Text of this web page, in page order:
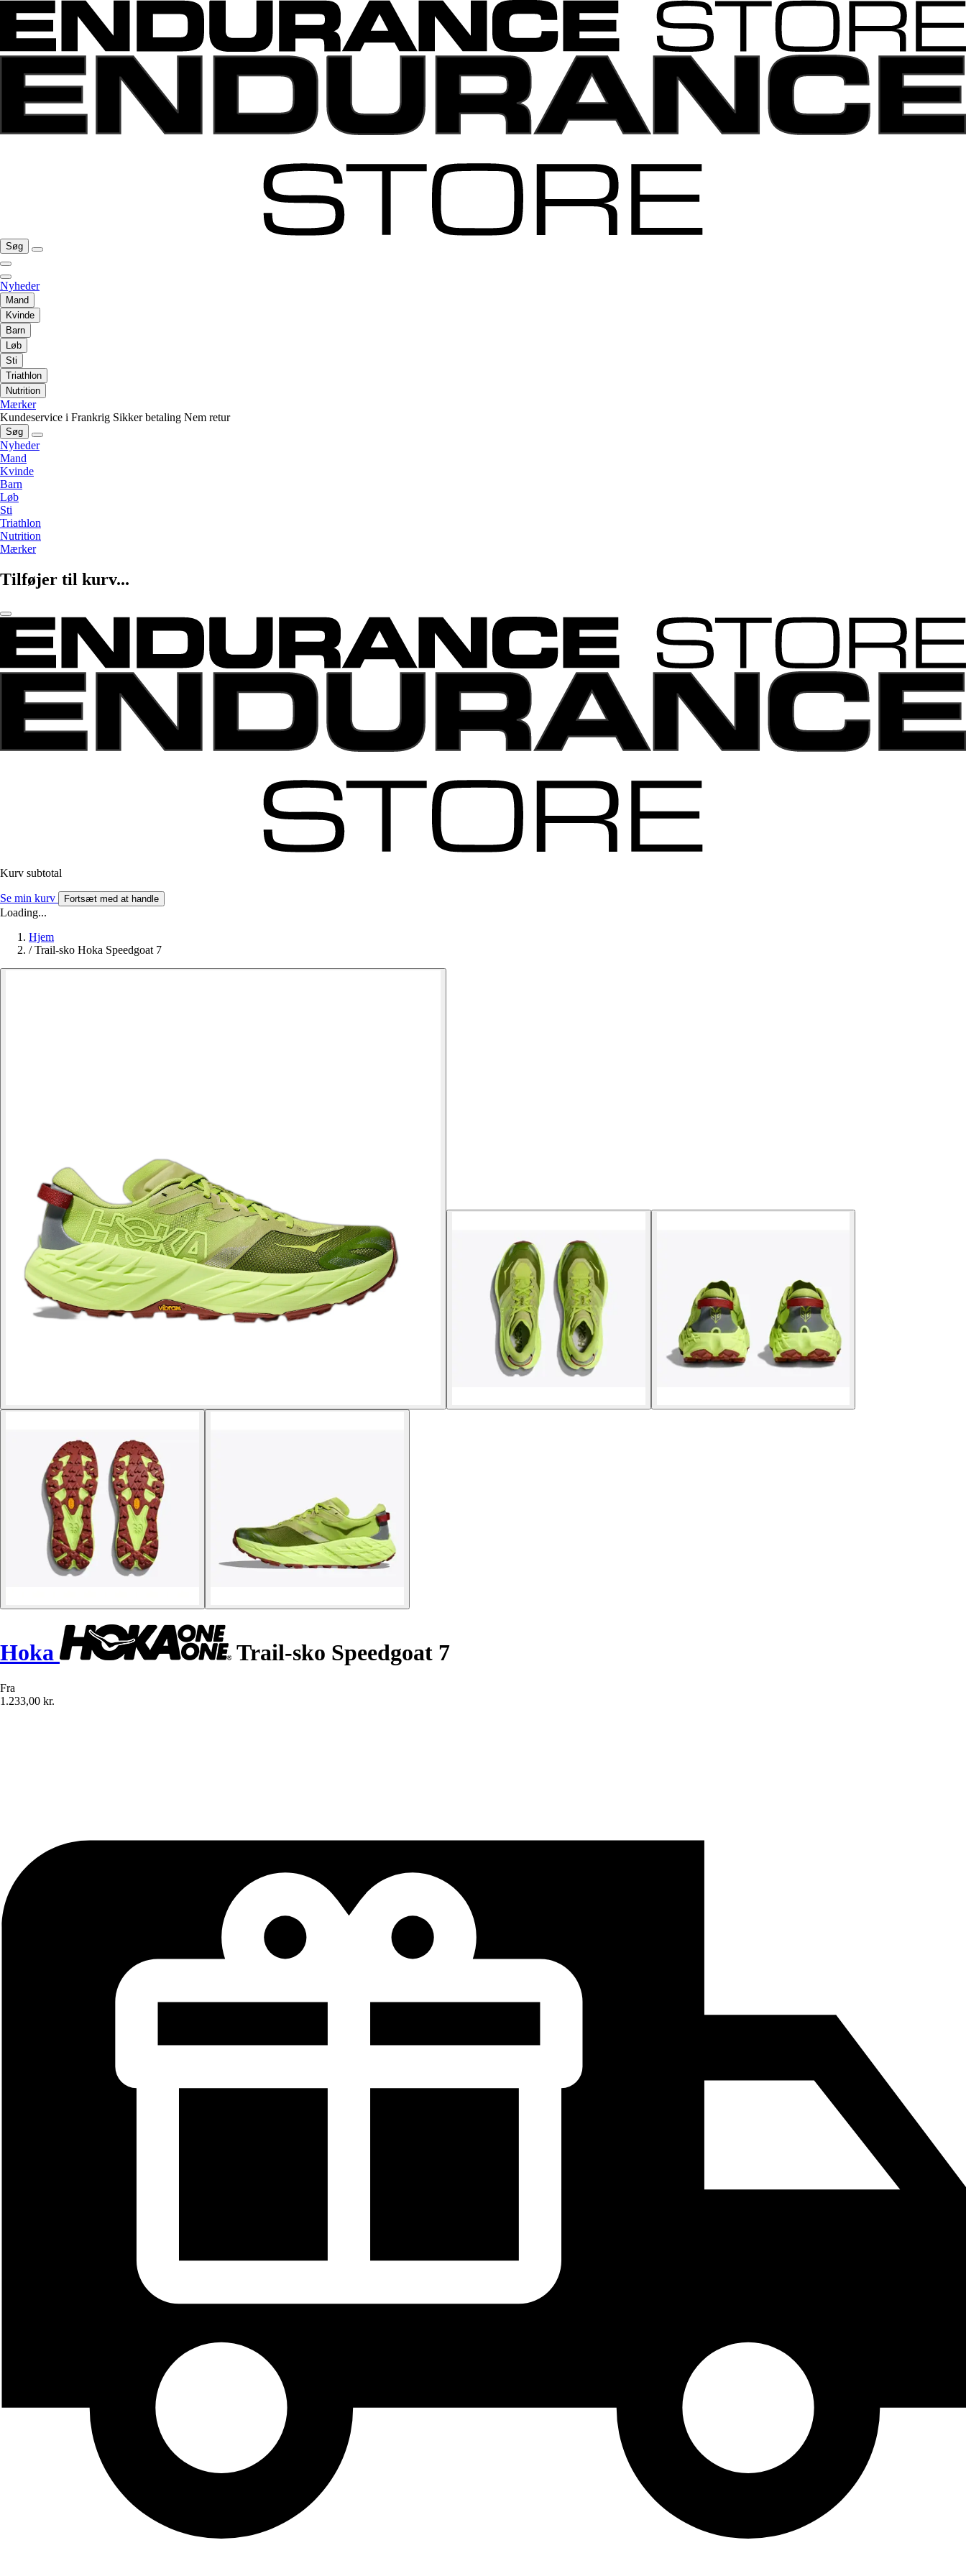
Søg
Nyheder
Mand
Kvinde
Barn
Løb
Sti
Triathlon
Nutrition
Mærker
Kundeservice i Frankrig Sikker betaling Nem retur
Søg
Nyheder
Mand
Kvinde
Barn
Løb
Sti
Triathlon
Nutrition
Mærker
Tilføjer til kurv...
Kurv subtotal
Se min kurv Fortsæt med at handle
Loading...
Hjem
/ Trail-sko Hoka Speedgoat 7
Hoka Trail-sko Speedgoat 7
Fra
1.233,00 kr.